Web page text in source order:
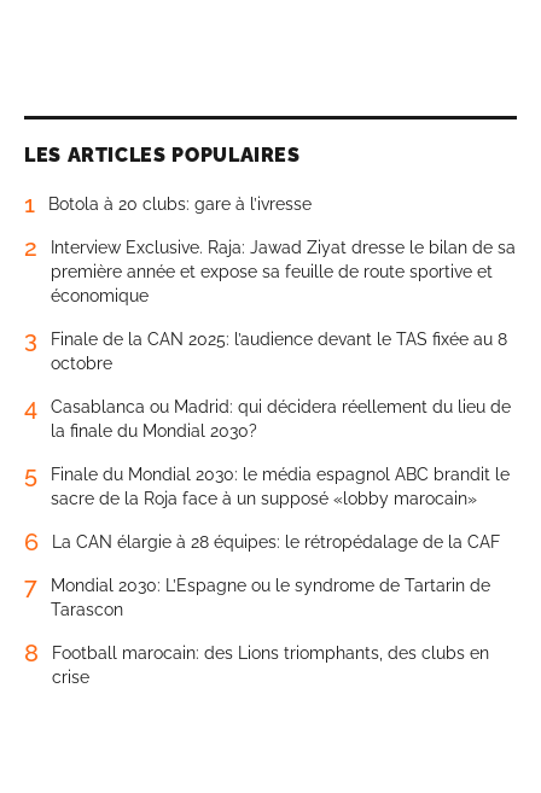
LES ARTICLES POPULAIRES
1 Botola à 20 clubs: gare à l’ivresse
2
Interview Exclusive. Raja: Jawad Ziyat dresse le bilan de sa
première année et expose sa feuille de route sportive et
économique
3
Finale de la CAN 2025: l’audience devant le TAS fixée au 8
octobre
4
Casablanca ou Madrid: qui décidera réellement du lieu de
la finale du Mondial 2030?
5
Finale du Mondial 2030: le média espagnol ABC brandit le
sacre de la Roja face à un supposé «lobby marocain»
6 La CAN élargie à 28 équipes: le rétropédalage de la CAF
7
Mondial 2030: L’Espagne ou le syndrome de Tartarin de
Tarascon
8
Football marocain: des Lions triomphants, des clubs en
crise